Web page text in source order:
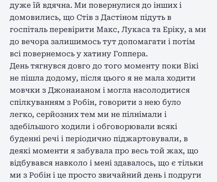
дуже їй вдячна. Ми повернулися до інших і
домовились, що Стів з Дастіном підуть в
госпіталь перевірити Макс, Лукаса та Еріку, а ми
до вечора залишимось тут допомагати і потім
всі повернемось у хатину Гоппера.
День тягнувся довго до того моменту поки Вікі
не пішла додому, після цього я не мала ходити
мовчки з Джонаианом і могла насолодитися
спілкуванням з Робін, говорити з нею було
легко, серйозних тем ми не пілнімали і
здебільшого ходили і обговорювали всякі
буденні речі і періодично піджартовували, в
деякі моменти я забувала про весь той жах, що
відбувався навколо і мені здавалось, що є тільки
ми з Робін і це просто звичайний день і подруги